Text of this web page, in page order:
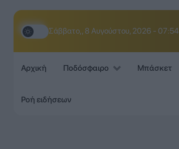
Σάββατο,, 8 Αυγούστου, 2026 - 07:54
Αρχική Ποδόσφαιρο Μπάσκετ
Ροή ειδήσεων